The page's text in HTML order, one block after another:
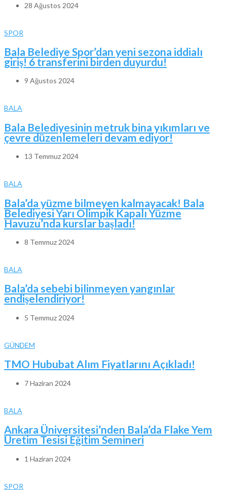
28 Ağustos 2024
SPOR
Bala Belediye Spor’dan yeni sezona iddialı
giriş! 6 transferini birden duyurdu!
9 Ağustos 2024
BALA
Bala Belediyesinin metruk bina yıkımları ve
çevre düzenlemeleri devam ediyor!
13 Temmuz 2024
BALA
Bala’da yüzme bilmeyen kalmayacak! Bala
Belediyesi Yarı Olimpik Kapalı Yüzme
Havuzu’nda kurslar başladı!
8 Temmuz 2024
BALA
Bala’da sebebi bilinmeyen yangınlar
endişelendiriyor!
5 Temmuz 2024
GÜNDEM
TMO Hububat Alım Fiyatlarını Açıkladı!
7 Haziran 2024
BALA
Ankara Üniversitesi’nden Bala’da Flake Yem
Üretim Tesisi Eğitim Semineri
1 Haziran 2024
SPOR